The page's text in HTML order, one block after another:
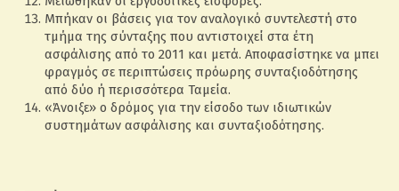
Μπήκαν οι βάσεις για τον αναλογικό συντελεστή στο
τμήμα της σύνταξης που αντιστοιχεί στα έτη
ασφάλισης από το 2011 και μετά. Αποφασίστηκε να μπει
φραγμός σε περιπτώσεις πρόωρης συνταξιοδότησης
από δύο ή περισσότερα Ταμεία.
«Άνοιξε» ο δρόμος για την είσοδο των ιδιωτικών
συστημάτων ασφάλισης και συνταξιοδότησης.